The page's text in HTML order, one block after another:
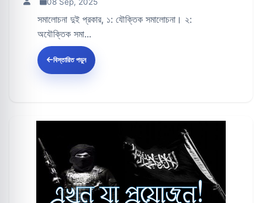
সমালোচনা দুই প্রকার, ১: যৌক্তিক সমালোচনা। ২:
অযৌক্তিক সমা...
বিস্তারিত পড়ুন